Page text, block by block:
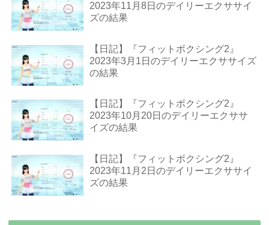
2023年11月8日のデイリーエクササイ
ズの結果
【日記】『フィットボクシング2』
2023年3月1日のデイリーエクササイズ
の結果
【日記】『フィットボクシング2』
2023年10月20日のデイリーエクササ
イズの結果
【日記】『フィットボクシング2』
2023年11月2日のデイリーエクササイ
ズの結果